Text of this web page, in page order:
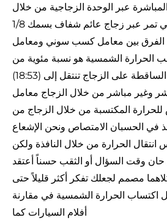
عبر الوحدة الزجاجية من خلال
الطاقة الشمسية التي تمر عبر زجاج عائم شفاف بسمك 1/8
الفرق بين معامل كسب سوني ومعامل
الحرارة الشمسية هو نسبة مئوية من
(18:53) الطاقة الشمسية الساقطة على الزجاج تنتقل إلى
وغير مباشر من خلال الزجاج معامل
المكتسبة من خلال الزجاج من
في الحسبان الامتصاص ونحن الإشعاع
انتقال الحرارة من خلال النافذة ولكن
حان وقت السؤال أو الثقب حسناً أعتقد
مصمم لجعلك تفكر أكثر قليلاً حتى
اكتساب الحرارة الشمسية في مقارنة
أفلام السيارات كما